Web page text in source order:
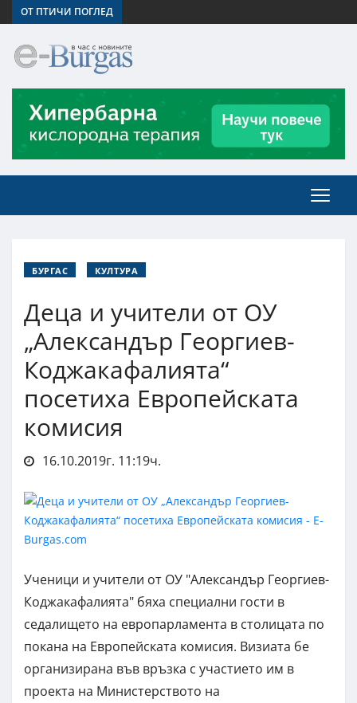
ОТ ПТИЧИ ПОГЛЕД
БУРГАС КУЛТУРА
Деца и учители от ОУ
„Александър Георгиев-
Коджакафалията“
посетиха Европейската
комисия
16.10.2019г. 11:19ч.
Ученици и учители от ОУ "Александър Георгиев-
Коджакафалията" бяха специални гости в
седалището на европарламента в столицата по
покана на Европейската комисия. Визиата бе
организирана във връзка с участието им в
проекта на Министерството на